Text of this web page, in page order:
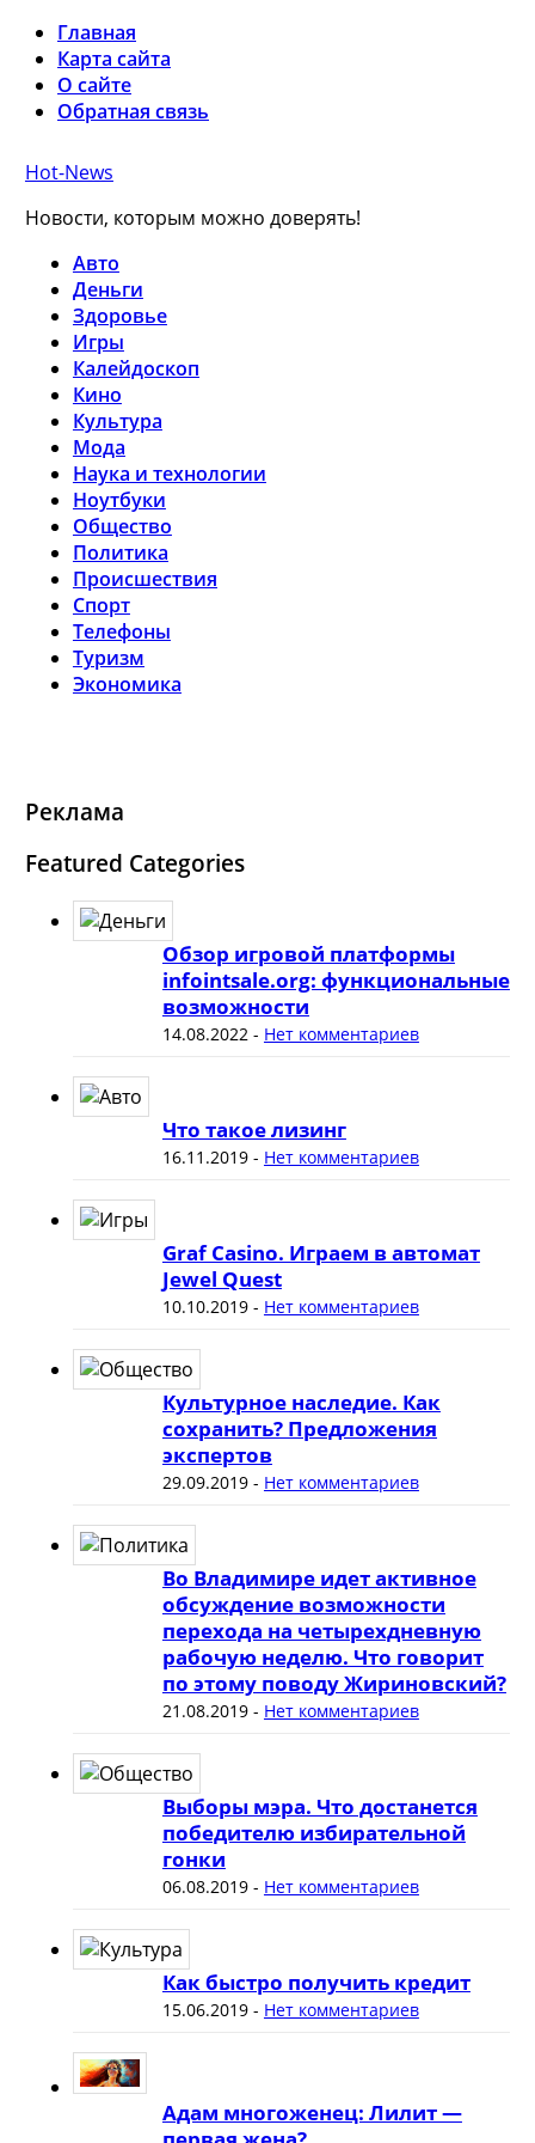
Главная
Карта сайта
О сайте
Обратная связь
Hot-News
Новости, которым можно доверять!
Авто
Деньги
Здоровье
Игры
Калейдоскоп
Кино
Культура
Мода
Наука и технологии
Ноутбуки
Общество
Политика
Происшествия
Спорт
Телефоны
Туризм
Экономика
Реклама
Featured Categories
Обзор игровой платформы
infointsale.org: функциональные
возможности
14.08.2022- Нет комментариев
Что такое лизинг
16.11.2019- Нет комментариев
Graf Casino. Играем в автомат
Jewel Quest
10.10.2019- Нет комментариев
Культурное наследие. Как
сохранить? Предложения
экспертов
29.09.2019- Нет комментариев
Во Владимире идет активное
обсуждение возможности
перехода на четырехдневную
рабочую неделю. Что говорит
по этому поводу Жириновский?
21.08.2019- Нет комментариев
Выборы мэра. Что достанется
победителю избирательной
гонки
06.08.2019- Нет комментариев
Как быстро получить кредит
15.06.2019- Нет комментариев
Адам многоженец: Лилит —